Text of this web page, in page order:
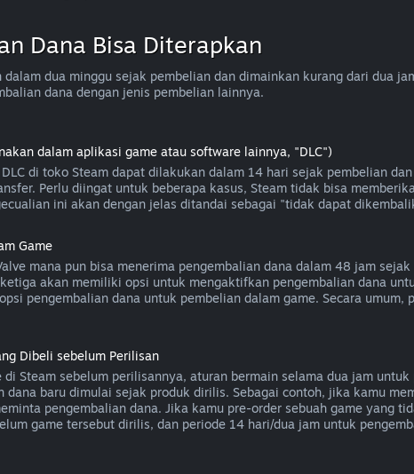
Dana Bisa Diterapkan
dalam dua minggu sejak pembelian dan dimainkan kurang dari dua
dana dengan jenis pembelian lainnya.
dalam aplikasi game atau software lainnya, "DLC")
di toko Steam dapat dilakukan dalam 14 hari sejak pembelian
Perlu diingat untuk beberapa kasus, Steam tidak bisa
ini akan dengan jelas ditandai sebagai "tidak dapat
Game
mana pun bisa menerima pengembalian dana dalam 48 jam
akan memiliki opsi untuk mengaktifkan pengembalian dana
pengembalian dana untuk pembelian dalam game. Secara
Dibeli sebelum Perilisan
Steam sebelum perilisannya, aturan bermain selama dua jam
dana baru dimulai sejak produk dirilis. Sebagai contoh, jika kamu
pengembalian dana. Jika kamu pre-order sebuah game yang
game tersebut dirilis, dan periode 14 hari/dua jam untuk